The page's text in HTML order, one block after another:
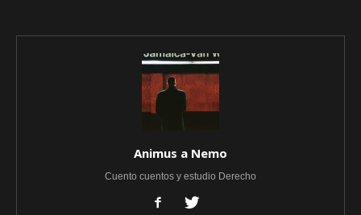
Animus a Nemo
Cuento cuentos y estudio Derecho